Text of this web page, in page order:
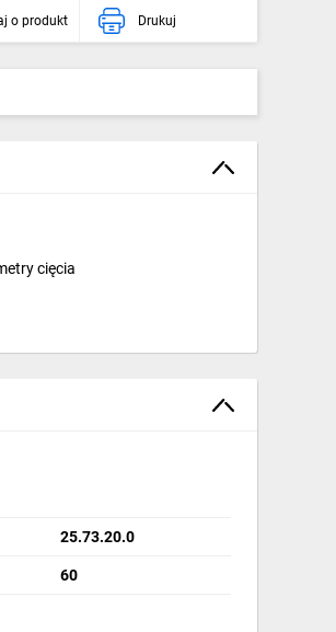
o produkt Drukuj
cięcia
25.73.20.0
60